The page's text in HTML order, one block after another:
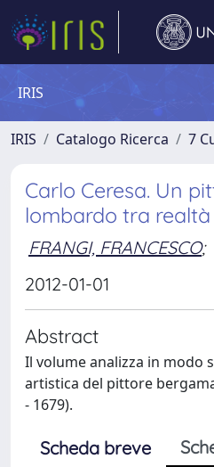
IRIS
IRIS Catalogo Ricerca 7
Carlo Ceresa. Un
lombardo tra
FRANGI, FRANCESCO;
2012-01-01
Abstract
Il volume analizza in modo
artistica del pittore
- 1679).
Scheda breve